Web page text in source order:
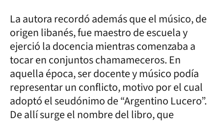
La autora recordó además que el músico, de
origen libanés, fue maestro de escuela y
ejerció la docencia mientras comenzaba a
tocar en conjuntos chamameceros. En
aquella época, ser docente y músico podía
representar un conflicto, motivo por el cual
adoptó el seudónimo de “Argentino Lucero”.
De allí surge el nombre del libro, que